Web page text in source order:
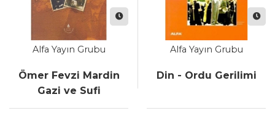
Alfa Yayın Grubu
Ömer Fevzi Mardin
Gazi ve Sufi
Alfa Yayın Grubu
Din - Ordu Gerilimi